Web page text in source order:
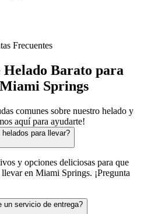
Frecuentes
Helado Barato para
Springs
comunes sobre nuestro helado y
aquí para ayudarte!
para llevar?
y opciones deliciosas para que
en Miami Springs. ¡Pregunta
un servicio de entrega?